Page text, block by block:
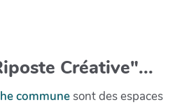
Créative"...
communesont des espaces